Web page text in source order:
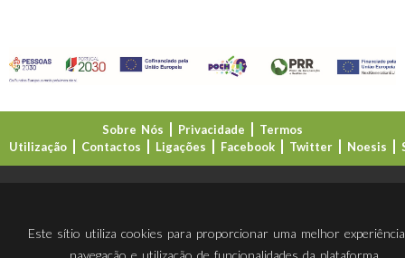
Sobre Nós Privacidade
Termos
Utilização
Contactos Ligações Facebook Twitter Noesis
Este sítio utiliza cookies para proporcionar uma melhor
navegação e utilização de funcionalidades da plataforma.